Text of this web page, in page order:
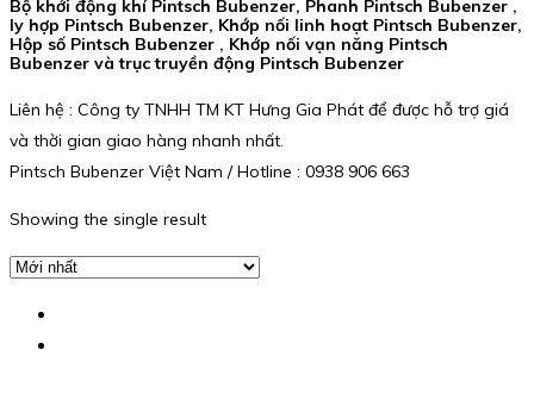
Bộ khởi động khí Pintsch Bubenzer, Phanh Pintsch Bubenzer ,
ly hợp Pintsch Bubenzer, Khớp nối linh hoạt Pintsch Bubenzer,
Hộp số Pintsch Bubenzer , Khớp nối vạn năng Pintsch
Bubenzer và trục truyền động Pintsch Bubenzer
Liên hệ : Công ty TNHH TM KT Hưng Gia Phát để được hỗ trợ giá
và thời gian giao hàng nhanh nhất.
Pintsch Bubenzer Việt Nam / Hotline : 0938 906 663
Showing the single result